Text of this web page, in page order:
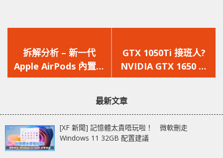
一
篇
文
拆解分析 – 新一代
Apple AirPods 內置晶
片效能堪比 iPhone 4 !!
一
篇
文
GTX 1050Ti 接班人?
NVIDIA GTX 1650 跑
分現身《FF 15》測試
最新文章
[XF 新聞] 記憶體太貴唔玩啦！ 微軟刪走
Windows 11 32GB 配置建議